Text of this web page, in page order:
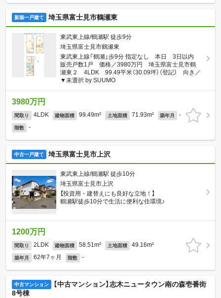
新築一戸建て 埼玉県富士見市鶴瀬東
東武東上線/鶴瀬駅 徒歩9分
埼玉県富士見市鶴瀬東
東武東上線「鶴瀬」歩9分 指定なし 本日 3日以内
販売戸数1戸 価格／3980万円 埼玉県富士見市鶴
瀬東２ 4LDK 99.49平米（30.09坪）（登記） 向き／
▼未選択 by SUUMO
3980万円
間取り 4LDK 建物面積 99.49m² 土地面積 71.93m² 築年月 -
階数 -
中古一戸建て 埼玉県富士見市上沢
東武東上線/鶴瀬駅 徒歩10分
埼玉県富士見市上沢
【投資用・建替えにも良好な立地！】
鶴瀬駅徒歩10分で生活に便利な住環境♪
1200万円
間取り 2LDK 建物面積 58.51m² 土地面積 49.16m²
築年月 62年7ヶ月 階数 -
中古マンション
【中古マンション】志木ニュータウン南の森壱番街
8号棟